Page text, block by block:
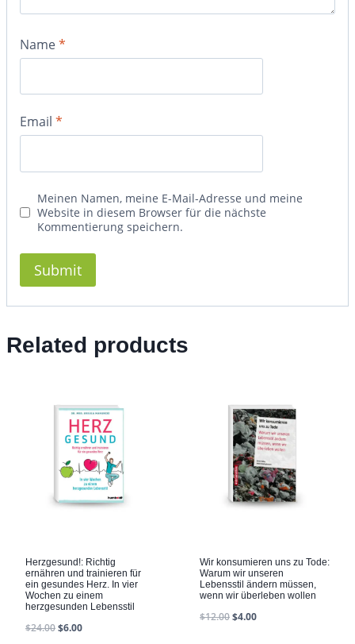
Name*
Email *
Meinen Namen, meine E-Mail-Adresse und meine
Website in diesem Browser für die nächste
Kommentierung speichern.
Related products
Herzgesund!: Richtig
ernähren und trainieren für
ein gesundes Herz. In vier
Wochen zu einem
herzgesunden Lebensstil
$24.00$6.00
Wir konsumieren uns zu Tode:
Warum wir unseren
Lebensstil ändern müssen,
wenn wir überleben wollen
$12.00$4.00